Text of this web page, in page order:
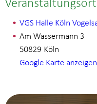
VGS Halle Köln
Am Wassermann 3
Köln
50829
Google Karte anzeigen